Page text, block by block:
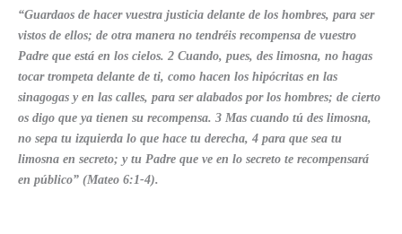
“Guardaos de hacer vuestra justicia delante de los hombres, para ser
vistos de ellos; de otra manera no tendréis recompensa de vuestro
Padre que está en los cielos. 2 Cuando, pues, des limosna, no hagas
tocar trompeta delante de ti, como hacen los hipócritas en las
sinagogas y en las calles, para ser alabados por los hombres; de cierto
os digo que ya tienen su recompensa. 3 Mas cuando tú des limosna,
no sepa tu izquierda lo que hace tu derecha, 4 para que sea tu
limosna en secreto; y tu Padre que ve en lo secreto te recompensará
en público” (Mateo 6:1-4).